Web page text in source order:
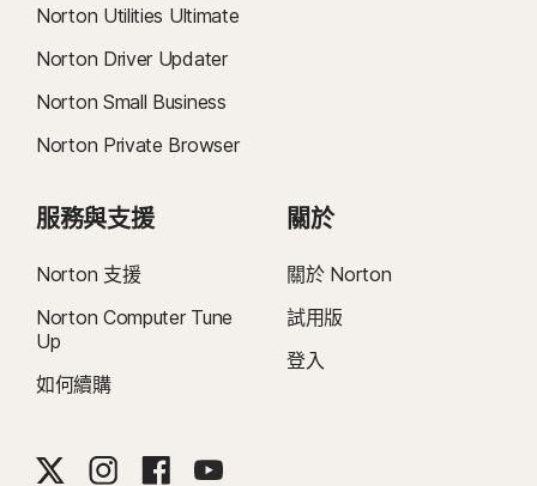
Norton Utilities Ultimate
Norton Driver Updater
Norton Small Business
Norton Private Browser
服務與支援
Norton 支援
Norton Computer Tune
Up
如何續購
關於
關於 Norton
試用版
登入